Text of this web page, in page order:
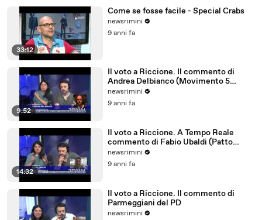
33:12
Come se fosse facile - Special Crabs
newsrimini
9 anni fa
9:52
Il voto a Riccione. Il commento di
Andrea Delbianco (Movimento 5
Stelle)
newsrimini
9 anni fa
14:32
Il voto a Riccione. A Tempo Reale
commento di Fabio Ubaldi (Patto
Civico Riccione)
newsrimini
9 anni fa
Il voto a Riccione. Il commento di
Parmeggiani del PD
newsrimini